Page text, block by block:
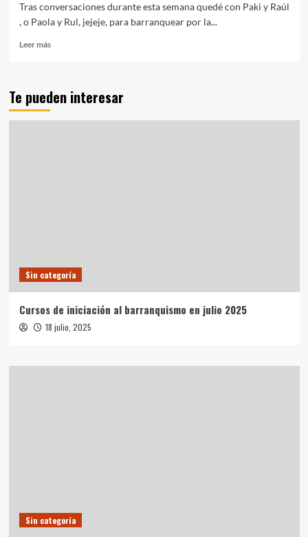
Tras conversaciones durante esta semana quedé con Paki y Raúl
, o Paola y Rul, jejeje, para barranquear por la...
Leer másLeer
LIMITE
ENTRE
ALBACETE
Te pueden interesar
Sin categoría
Cursos de iniciación al barranquismo en julio 2025
18 julio, 2025
Sin categoría